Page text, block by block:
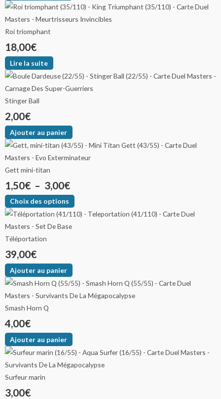
Roi triomphant
18,00€
Lire la suite
Stinger Ball
2,00€
Ajouter au panier
Gett mini-titan
1,50€ – 3,00€
Choix des options
Téléportation
39,00€
Ajouter au panier
Smash Horn Q
4,00€
Ajouter au panier
Surfeur marin
3,00€